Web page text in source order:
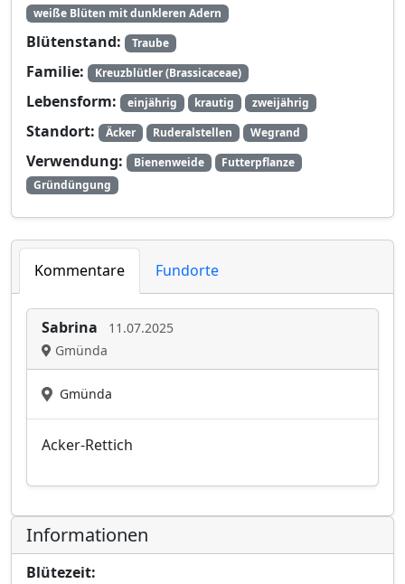
weiße Blüten mit dunkleren Adern
Blütenstand: Traube
Familie: Kreuzblütler (Brassicaceae)
Lebensform: einjährig krautig zweijährig
Standort: Äcker Ruderalstellen Wegrand
Verwendung: Bienenweide
Futterpflanze
Gründüngung
Kommentare Fundorte
Sabrina
11.07.2025
Gmünda
Gmünda
Acker-Rettich
Informationen
Blütezeit: